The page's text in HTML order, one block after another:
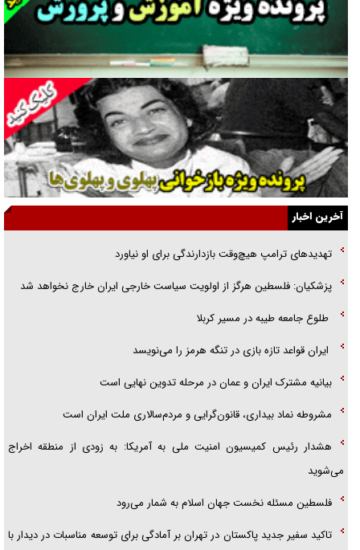
راهبرد غافلگیری با نسل جدید پهپاد‌ها
جنجال پزشکان تقلبی در صنعت زیبایی
یهودی‌ها در ادبیات داستانی اروپا؛ از شکسپیر تا دیکنز
گفت‌وگو با خواهر یکی از شهدای جنگ رمضان/ خواهرم فرمانده جهادی و
اهل خدمت بی‌منت بود
جزئیات شکنجه‌هایم فراتر از آن است که در بیان بگنجد!
پلیس
آخرین اخبار
تهدید‌های ترامپ هیچ‌وقت بازدارندگی برای او نیاورد
پزشکیان: فلسطین هرگز از اولویت سیاست خارجی ایران خارج نخواهد شد
طلوع جامعه طیبه در مسیر کربلا
ایران قواعد تازه بازی در تنگه هرمز را می‌نویسد
بیانیه مشترک ایران و عمان در مرحله تدوین نهایی است
مشروطه نماد بیداری، قانون‌گرایی و مردم‌سالاری ملت ایران است
هشدار رئیس کمیسیون امنیت ملی به آمریکا: به زودی از منطقه اخراج
می‌شوید
فلسطین مسئله نخست جهان اسلام به شمار می‌رود
تاکید سفیر جدید پاکستان در تهران بر آمادگی برای توسعه مناسبات در دیدار با